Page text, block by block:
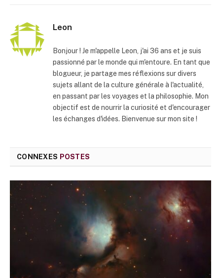
Leon
Bonjour ! Je m'appelle Leon, j'ai 36 ans et je suis
passionné par le monde qui m'entoure. En tant que
blogueur, je partage mes réflexions sur divers
sujets allant de la culture générale à l'actualité,
en passant par les voyages et la philosophie. Mon
objectif est de nourrir la curiosité et d'encourager
les échanges d'idées. Bienvenue sur mon site !
CONNEXES POSTES